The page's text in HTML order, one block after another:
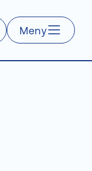
Meny